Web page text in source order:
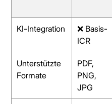
KI-Integration
❌ Basis-
ICR
Unterstützte
Formate
PDF,
PNG,
JPG